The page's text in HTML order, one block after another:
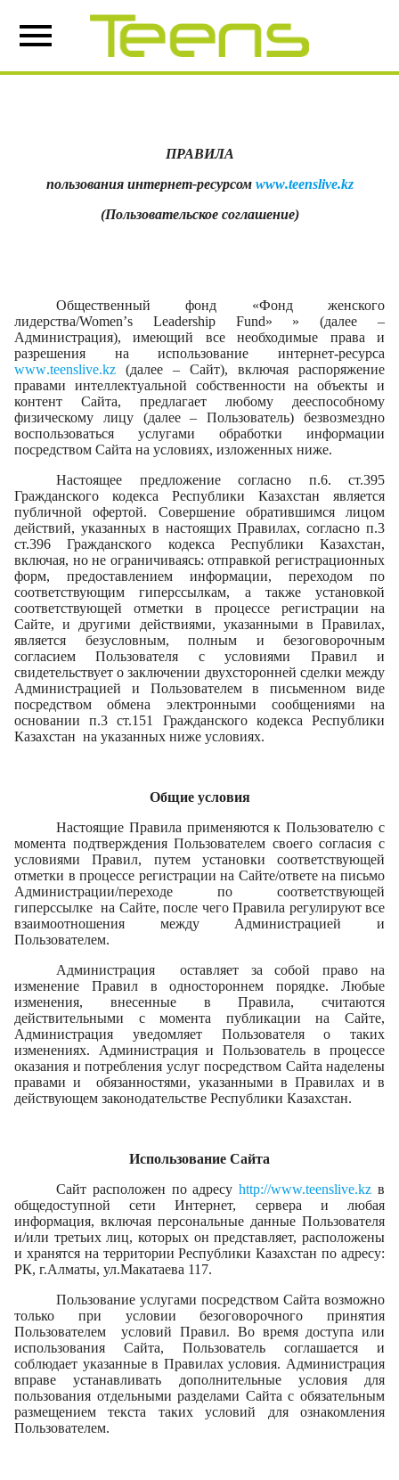
ПРАВИЛА
пользования интернет-ресурсом www.teenslive.kz
(Пользовательское соглашение)
Общественный фонд «Фонд женского
лидерства/Women’s Leadership Fund» » (далее –
Администрация), имеющий все необходимые права и
разрешения на использование интернет-ресурса
www.teenslive.kz (далее – Cайт), включая распоряжение
правами интеллектуальной собственности на объекты и
контент Сайта, предлагает любому дееспособному
физическому лицу (далее – Пользователь) безвозмездно
воспользоваться услугами обработки информации
посредством Сайта на условиях, изложенных ниже.
Настоящее предложение согласно п.6. ст.395
Гражданского кодекса Республики Казахстан является
публичной офертой. Совершение обратившимся лицом
действий, указанных в настоящих Правилах, согласно п.3
ст.396 Гражданского кодекса Республики Казахстан,
включая, но не ограничиваясь: отправкой регистрационных
форм, предоставлением информации, переходом по
соответствующим гиперссылкам, а также
установкой
соответствующей отметки в процессе регистрации на
Сайте, и другими действиями, указанными в Правилах,
является безусловным, полным и безоговорочным
согласием Пользователя с условиями Правил
и
свидетельствует о заключении двухсторонней сделки между
Администрацией и Пользователем в письменном виде
посредством обмена электронными сообщениями на
основании п.3 ст.151 Гражданского кодекса Республики
Казахстан на указанных ниже условиях.
Общие условия
Настоящие Правила применяются к Пользователю с
момента подтверждения Пользователем своего согласия с
условиями Правил, путем установки соответствующей
отметки в процессе регистрации на Сайте/ответе на письмо
Администрации/переходе по соответствующей
гиперссылке на Сайте, после чего Правила регулируют все
взаимоотношения между Администрацией и
Пользователем.
Администрация оставляет за собой право на
изменение Правил в одностороннем порядке. Любые
изменения, внесенные в Правила, считаются
действительными с момента публикации на Сайте,
Администрация уведомляет Пользователя о таких
изменениях. Администрация и Пользователь в процессе
оказания и потребления услуг посредством Сайта наделены
правами и обязанностями, указанными в Правилах и в
действующем законодательстве Республики Казахстан.
Использование Сайта
Сайт расположен по адресуhttp://www.teenslive.kz в
общедоступной сети Интернет, сервера и любая
информация, включая персональные данные Пользователя
и/или третьих лиц, которых он представляет, расположены
и хранятся на территории Республики Казахстан по адресу:
РК, г.Алматы, ул.Макатаева 117.
Пользование услугами посредством Сайта возможно
только при условии безоговорочного принятия
Пользователем условий Правил. Во время доступа или
использования Сайта, Пользователь соглашается и
соблюдает указанные в Правилах условия. Администрация
вправе устанавливать дополнительные условия для
пользования отдельными разделами Сайта с обязательным
размещением текста таких условий для ознакомления
Пользователем.